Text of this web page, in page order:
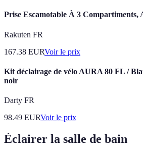
Prise Escamotable À 3 Compartiments,
Rakuten FR
167.38 EURVoir le prix
Kit déclairage de vélo AURA 80 FL /
noir
Darty FR
98.49 EURVoir le prix
Éclairer la salle de bain